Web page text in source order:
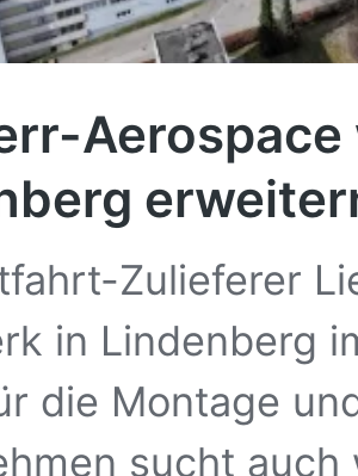
Zulieferer
in Lindenberg
die Montage
sucht